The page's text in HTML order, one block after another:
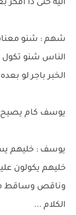
ألية حتى دا افكر
شهم : شنو
الناس شنو تكول
الخبر باجر لو
يوسف كام يصيح
يوسف : خليهم
خليهم يكولون
وناقص وساقط
الكلام ...